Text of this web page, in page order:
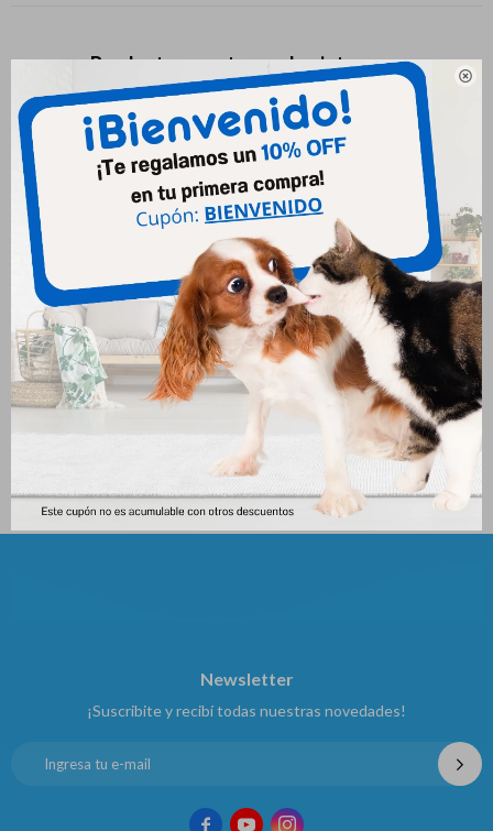

Productos que te pueden interesar
Collar Clic 7.5 Cm Isabelino
Transparente
336
Hemolitan Pet * 30 Cc
381
Newsletter
¡Suscribite y recibí todas nuestras novedades!
  